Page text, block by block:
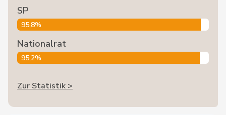
SP
95,8%
Nationalrat
95,2%
Zur Statistik >